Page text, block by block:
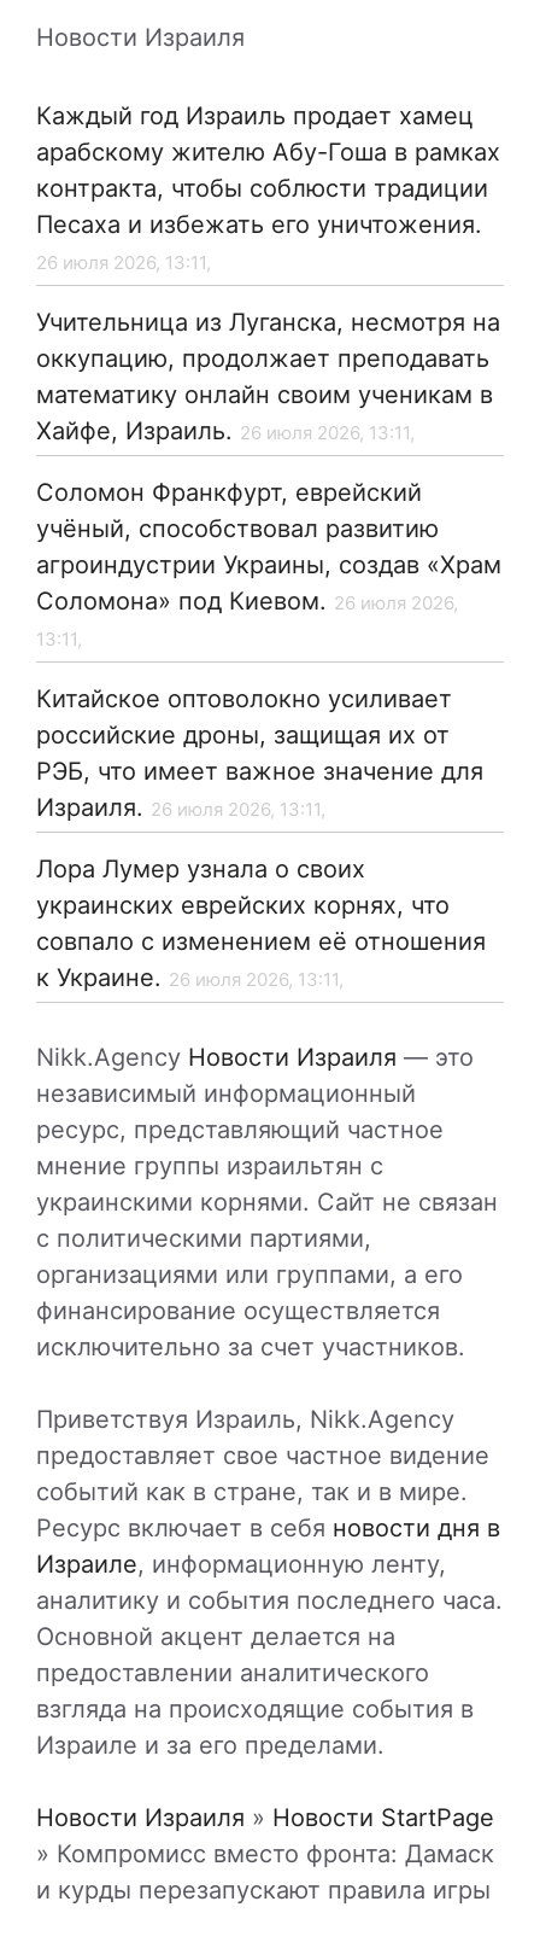
Новости Израиля
Каждый год Израиль продает хамец
арабскому жителю Абу-Гоша в рамках
контракта, чтобы соблюсти традиции
Песаха и избежать его уничтожения.
26 июля 2026, 13:11,
Учительница из Луганска, несмотря на
оккупацию, продолжает преподавать
математику онлайн своим ученикам в
Хайфе, Израиль. 26 июля 2026, 13:11,
Соломон Франкфурт, еврейский
учёный, способствовал развитию
агроиндустрии Украины, создав «Храм
Соломона» под Киевом. 26 июля 2026,
13:11,
Китайское оптоволокно усиливает
российские дроны, защищая их от
РЭБ, что имеет важное значение для
Израиля. 26 июля 2026, 13:11,
Лора Лумер узнала о своих
украинских еврейских корнях, что
совпало с изменением её отношения
к Украине. 26 июля 2026, 13:11,
Nikk.Agency Новости Израиля — это
независимый информационный
ресурс, представляющий частное
мнение группы израильтян с
украинскими корнями. Сайт не связан
с политическими партиями,
организациями или группами, а его
финансирование осуществляется
исключительно за счет участников.
Приветствуя Израиль, Nikk.Agency
предоставляет свое частное видение
событий как в стране, так и в мире.
Ресурс включает в себя новости дня в
Израиле, информационную ленту,
аналитику и события последнего часа.
Основной акцент делается на
предоставлении аналитического
взгляда на происходящие события в
Израиле и за его пределами.
Новости Израиля » Новости StartPage
» Компромисс вместо фронта: Дамаск
и курды перезапускают правила игры